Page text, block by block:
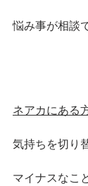
悩み事が相談
ネアカにある
気持ちを切り
マイナスなこ